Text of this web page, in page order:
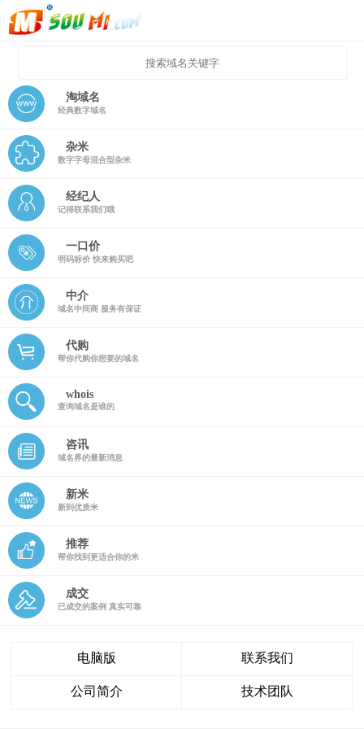
淘域名
经典数字域名
杂米
数字字母混合型杂米
经纪人
记得联系我们哦
一口价
明码标价 快来购买吧
中介
域名中间商 服务有保证
代购
帮你代购你想要的域名
whois
查询域名是谁的
咨讯
域名界的最新消息
新米
新到优质米
推荐
帮你找到更适合你的米
成交
已成交的案例 真实可靠
电脑版 联系我们
公司简介 技术团队